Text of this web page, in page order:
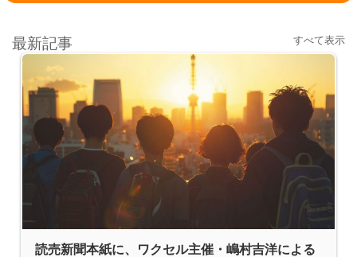
最新記事 すべて表示
読売新聞本紙に、ワクセル主催・嶋村吉洋による